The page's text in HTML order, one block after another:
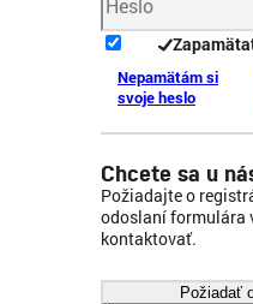
Nepamätám si
svoje heslo
Chcete sa u
Požiadajte o
odoslaní formulára
kontaktovať.
Požiadať